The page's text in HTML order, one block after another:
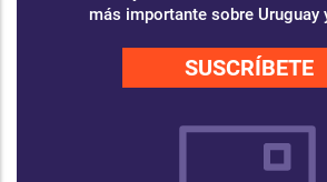
más importante sobre Uruguay
SUSCRÍBETE